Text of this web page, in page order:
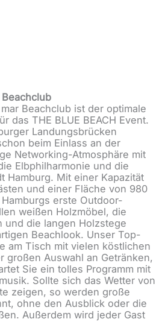
Beachclub
Beachclub ist der optimale
das THE BLUE BEACH Event.
Landungsbrücken
beim Einlass an der
Networking-Atmosphäre mit
Elbphilharmonie und die
Hamburg. Mit einer Kapazität
und einer Fläche von 980
erste Outdoor-
weißen Holzmöbel, die
und die langen Holzstege
Beachlook. Unser Top-
am Tisch mit vielen köstlichen
großen Auswahl an Getränken,
Sie ein tolles Programm mit
Sollte sich das Wetter von
zeigen, so werden große
ohne den Ausblick oder die
Außerdem wird jeder Gast